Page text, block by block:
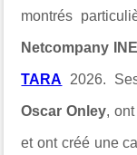
montrés
Netcompany
TARA 2026.
Oscar Onley,
et ont créé une